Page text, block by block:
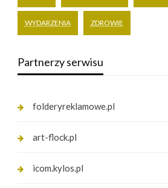
WYDARZENIA ZDROWIE
Partnerzy serwisu
folderyreklamowe.pl
art-flock.pl
icom.kylos.pl